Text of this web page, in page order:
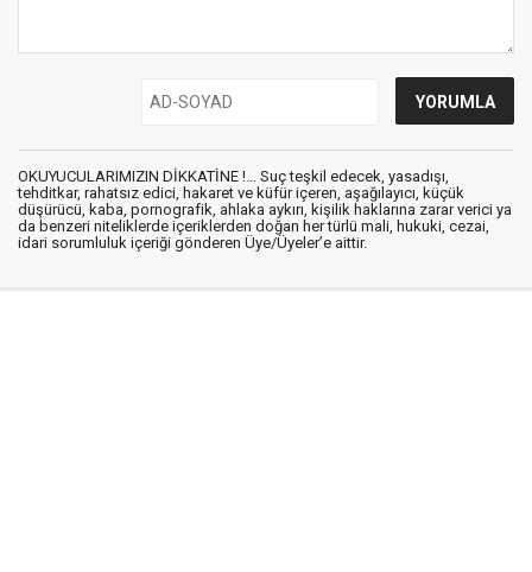
OKUYUCULARIMIZIN DİKKATİNE !... Suç teşkil edecek, yasadışı,
tehditkar, rahatsız edici, hakaret ve küfür içeren, aşağılayıcı, küçük
düşürücü, kaba, pornografik, ahlaka aykırı, kişilik haklarına zarar verici ya
da benzeri niteliklerde içeriklerden doğan her türlü mali, hukuki, cezai,
idari sorumluluk içeriği gönderen Üye/Üyeler’e aittir.